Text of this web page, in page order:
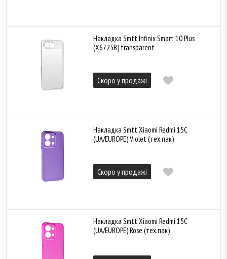
Накладка Smtt Infinix Smart 10 Plus
(X6725B) transparent
Скоро у продажі
Накладка Smtt Xiaomi Redmi 15C
(UA/EUROPE) Violet (тех.пак)
Скоро у продажі
Накладка Smtt Xiaomi Redmi 15C
(UA/EUROPE) Rose (тех.пак)